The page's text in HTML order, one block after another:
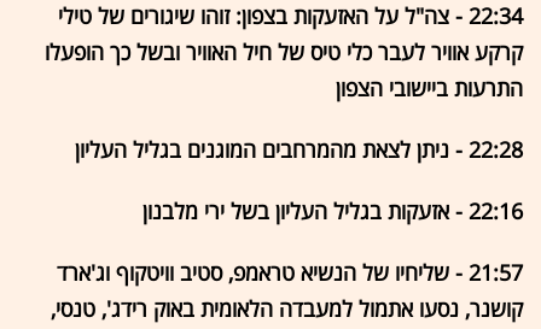
22:34 - צה"ל על האזעקות בצפון: זוהו שיגורים של טילי
קרקע אוויר לעבר כלי טיס של חיל האוויר ובשל כך הופעלו
התרעות ביישובי הצפון
22:28 - ניתן לצאת מהמרחבים המוגנים בגליל העליון
22:16 - אזעקות בגליל העליון בשל ירי מלבנון
21:57 - שליחיו של הנשיא טראמפ, סטיב וויטקוף וג'ארד
קושנר, נסעו אתמול למעבדה הלאומית באוק רידג', טנסי,